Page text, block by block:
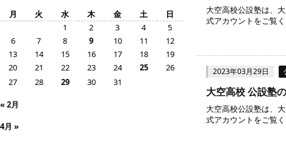
大空高校公設塾は、
式アカウントをご覧
2023年03月29日
大空高校 公設塾
大空高校公設塾は、
式アカウントをご覧
月
火 水 木 金 土
日
1
2 3 4
5
6
7 8 9 10 11
12
13
14 15 16 17 18
19
20
21 22 23 24 25
26
27
28 29 30 31
« 2月
4月 »